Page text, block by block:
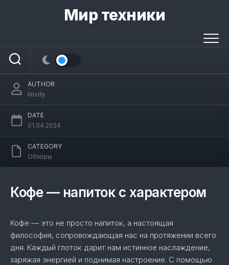
Мир техники
рейтинг кофемашин для дома
AUTHOR
linsdy
DATE
01.04.2024
CATEGORY
Обзоры
Кофе — напиток с характером
Кофе — это не просто напиток, а настоящая
философия, сопровождающая нас на протяжении всего
дня. Каждый глоток дарит нам истинное наслаждение,
заряжая энергией и поднимая настроение. С помощью